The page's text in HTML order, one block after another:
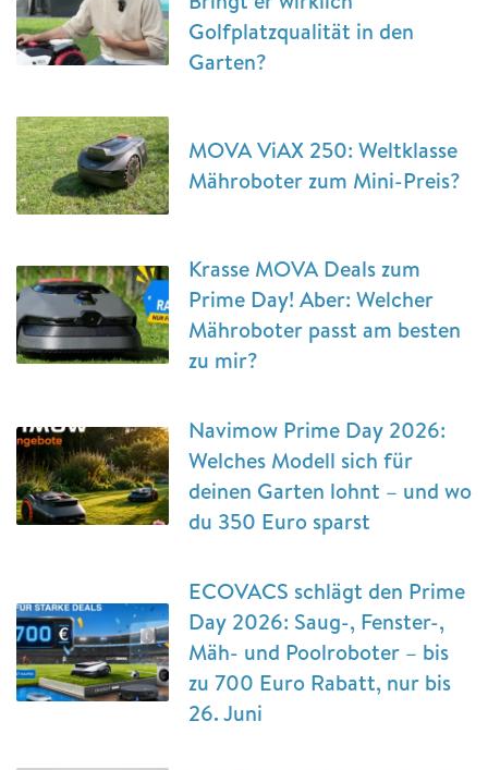
Golfplatzqualität in den
Garten?
MOVA ViAX 250: Weltklasse
Mähroboter zum Mini-Preis?
Krasse MOVA Deals zum
Prime Day! Aber: Welcher
Mähroboter passt am besten
zu mir?
Navimow Prime Day 2026:
Welches Modell sich für
deinen Garten lohnt – und wo
du 350 Euro sparst
ECOVACS schlägt den Prime
Day 2026: Saug-, Fenster-,
Mäh- und Poolroboter – bis
zu 700 Euro Rabatt, nur bis
26. Juni